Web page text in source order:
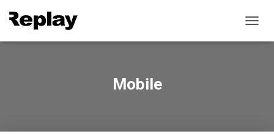
Mobile